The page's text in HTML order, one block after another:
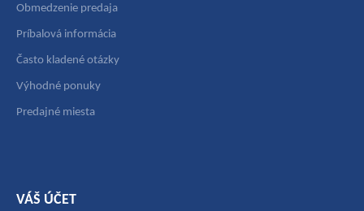
Obmedzenie predaja
Príbalová informácia
Často kladené otázky
Výhodné ponuky
Predajné miesta
VÁŠ ÚČET